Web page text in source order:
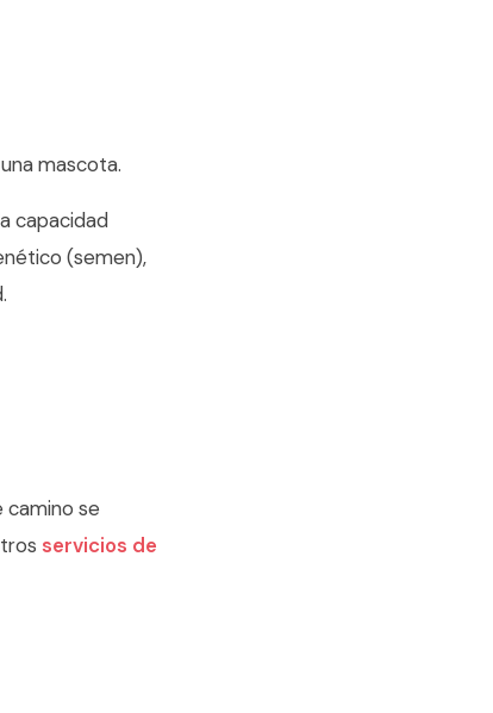
mascota.
capacidad
(semen),
camino se
servicios de